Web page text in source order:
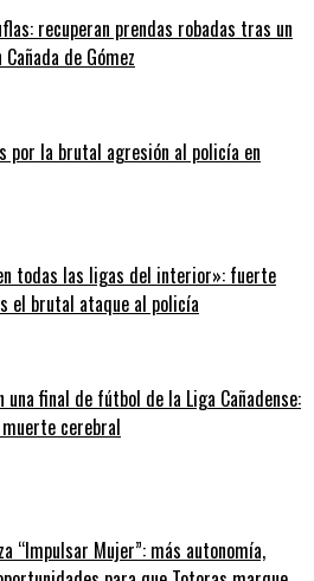
recuperan prendas robadas tras un
de Gómez
por la brutal agresión al policía en
todas las ligas del interior»: fuerte
el brutal ataque al policía
una final de fútbol de la Liga Cañadense:
cerebral
“Impulsar Mujer”: más autonomía,